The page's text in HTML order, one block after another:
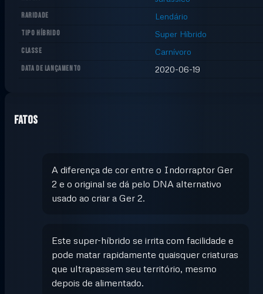
RARIDADE Lendário
TIPO HÍBRIDO Super Híbrido
CLASSE Carnívoro
DATA DE LANÇAMENTO 2020-06-19
Fatos
A diferença de cor entre o Indorraptor Ger
2 e o original se dá pelo DNA alternativo
usado ao criar a Ger 2.
Este super-híbrido se irrita com facilidade e
pode matar rapidamente quaisquer criaturas
que ultrapassem seu território, mesmo
depois de alimentado.